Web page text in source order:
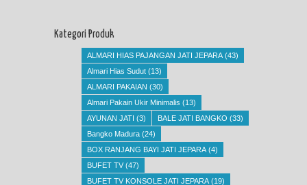
Kategori Produk
ALMARI HIAS PAJANGAN JATI JEPARA (43)
Almari Hias Sudut (13)
ALMARI PAKAIAN (30)
Almari Pakain Ukir Minimalis (13)
AYUNAN JATI (3) BALE JATI BANGKO (33)
Bangko Madura (24)
BOX RANJANG BAYI JATI JEPARA (4)
BUFET TV (47)
BUFET TV KONSOLE JATI JEPARA (19)